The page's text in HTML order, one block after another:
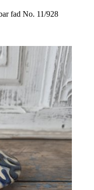
fad No. 11/928